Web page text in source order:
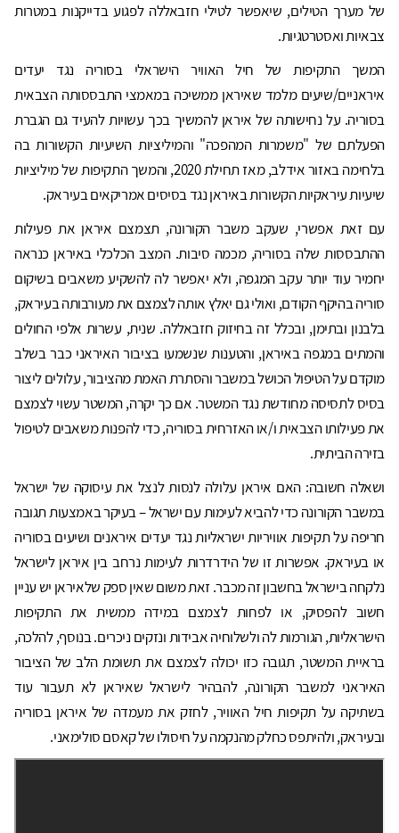
של מערך הטילים, שיאפשר לטילי חזבאללה לפגוע בדייקנות במטרות
צבאיות ואסטרטגיות.
המשך התקיפות של חיל האוויר הישראלי בסוריה נגד יעדים
איראניים/שיעים מלמד שאיראן ממשיכה במאמצי התבססותה הצבאית
בסוריה. על נחישותה של איראן להמשיך בכך עשויות להעיד גם הגברת
הפעלתם של "משמרות המהפכה" והמיליציות השיעיות הקשורות בה
בלחימה באזור אידלב, מאז תחילת 2020, והמשך התקיפות של מיליציות
שיעיות עיראקיות הקשורות באיראן נגד בסיסים אמריקאים בעיראק.
עם זאת אפשרי, שעקב משבר הקורונה, תצמצם איראן את פעילות
ההתבססות שלה בסוריה, מכמה סיבות. המצב הכלכלי באיראן כנראה
יחמיר עוד יותר עקב המגפה, ולא יאפשר לה להשקיע משאבים בשיקום
סוריה בהיקף הקודם, ואולי גם יאלץ אותה לצמצם את מעורבותה בעיראק,
בלבנון ובתימן, ובכלל זה בחיזוק חזבאללה. שנית, עשרות אלפי החולים
והמתים במגפה באיראן, והטענות שנשמעו בציבור האיראני כבר בשלב
מוקדם על הטיפול הכושל במשבר והסתרת האמת מהציבור, עלולים ליצור
בסיס לתסיסה מחודשת נגד המשטר. אם כך יקרה, המשטר עשוי לצמצם
את פעילותו הצבאית ו/או האזרחית בסוריה, כדי להפנות משאבים לטיפול
בזירה הביתית.
ושאלה חשובה: האם איראן עלולה לנסות לנצל את עיסוקה של ישראל
במשבר הקורונה כדי להביא לעימות עם ישראל – בעיקר באמצעות תגובה
חריפה על תקיפות אוויריות ישראליות נגד יעדים איראנים ושיעים בסוריה
או בעיראק. אפשרות זו של הידרדרות לעימות נרחב בין איראן לישראל
נלקחה בישראל בחשבון זה מכבר. זאת משום שאין ספק שלאיראן יש עניין
חשוב להפסיק, או לפחות לצמצם במידה ממשית את התקיפות
הישראליות, הגורמות לה ולשלוחיה אבידות ונזקים ניכרים. בנוסף, להלכה,
בראיית המשטר, תגובה כזו יכולה לצמצם את תשומת הלב של הציבור
האיראני למשבר הקורונה, להבהיר לישראל שאיראן לא תעבור עוד
בשתיקה על תקיפות חיל האוויר, לחזק את מעמדה של איראן בסוריה
ובעיראק, ולהיתפס כחלק מהנקמה על חיסולו של קאסם סולימאני.